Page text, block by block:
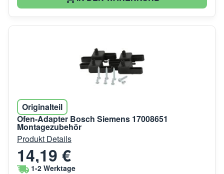
Originalteil
Ofen-Adapter Bosch Siemens 17008651
Montagezubehör
Produkt Details
14,19 €
1-2 Werktage